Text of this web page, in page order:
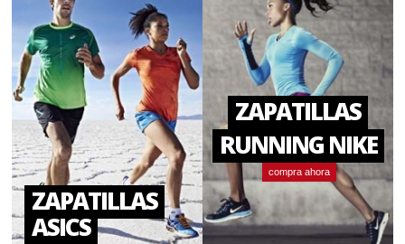
ZAPATILLAS
ASICS
ZAPATILLAS
RUNNING NIKE
compra ahora